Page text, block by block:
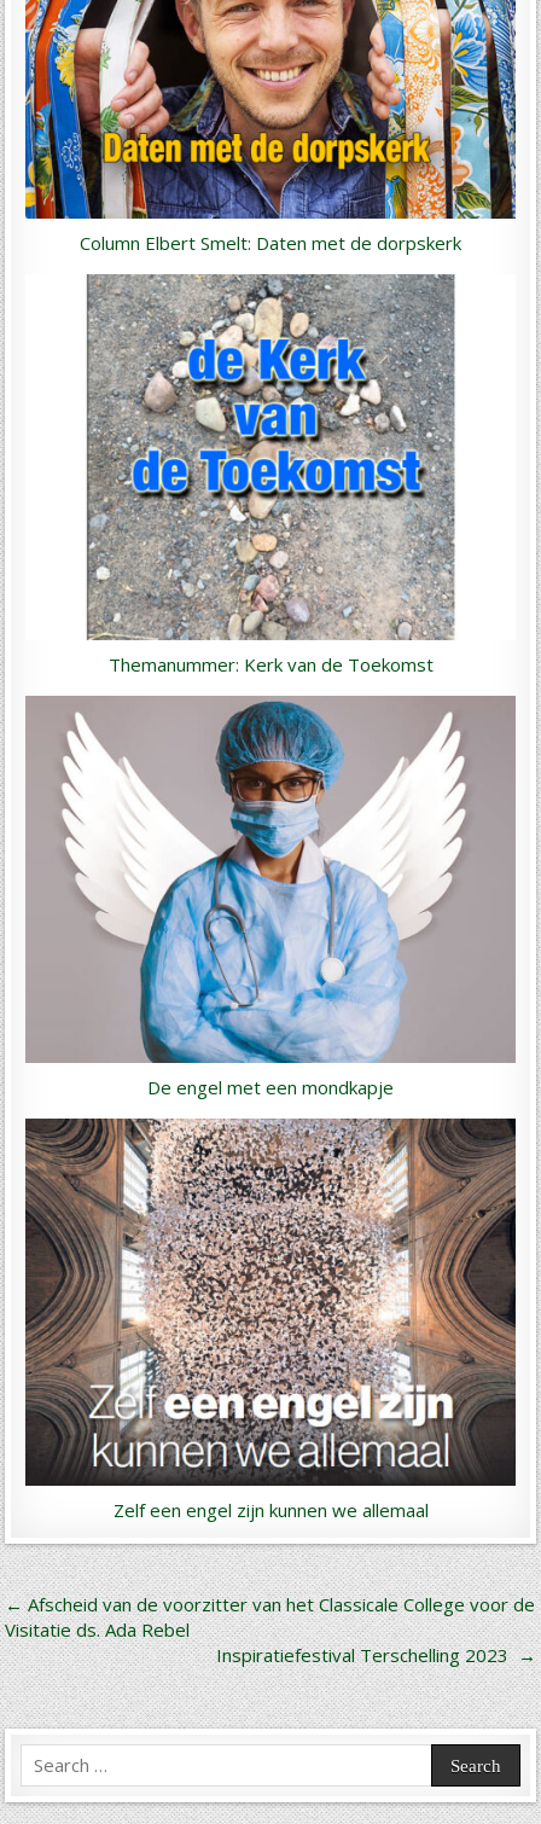
Column Elbert Smelt: Daten met de dorpskerk
Themanummer: Kerk van de Toekomst
De engel met een mondkapje
Zelf een engel zijn kunnen we allemaal
Bericht
navigatie
← Afscheid van de voorzitter van het Classicale College voor de
Visitatie ds. Ada Rebel
Inspiratiefestival Terschelling 2023 →
Search
for: